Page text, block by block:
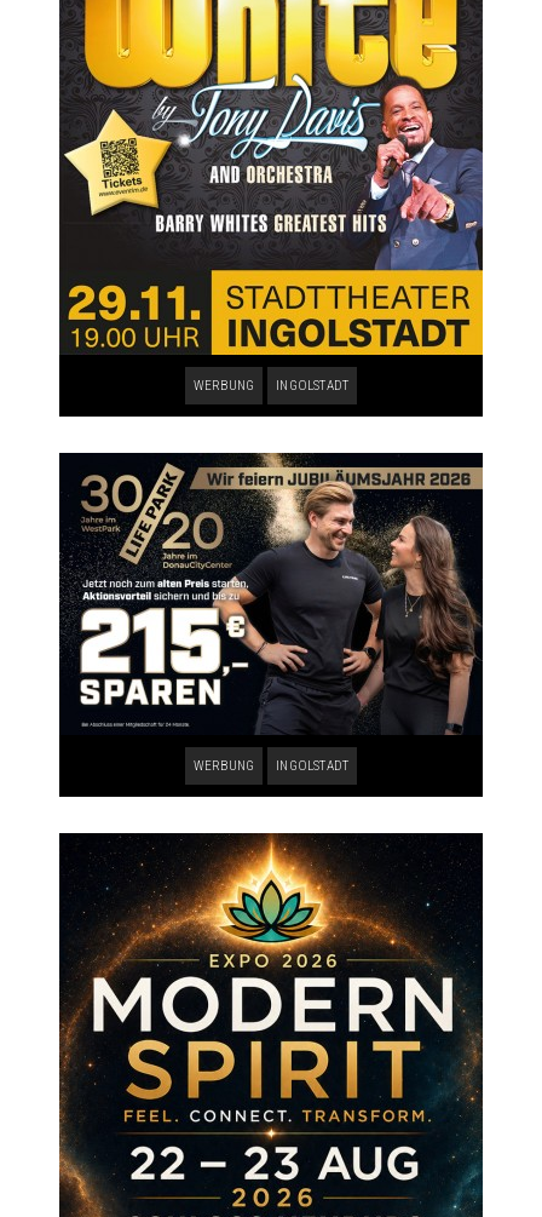
WERBUNG INGOLSTADT
WERBUNG INGOLSTADT